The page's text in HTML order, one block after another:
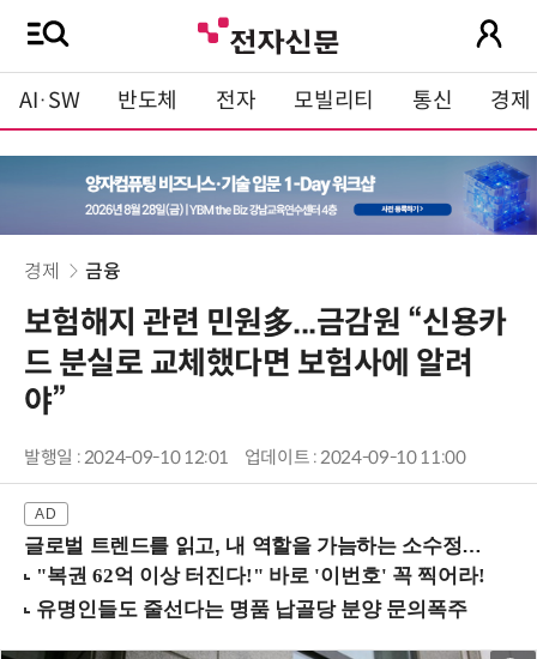
AI·SW 반도체 전자 모빌리티 통신 경제
경제 금융
보험해지 관련 민원多...금감원 “신용카
드 분실로 교체했다면 보험사에 알려
야”
발행일 : 2024-09-10 12:01 업데이트 : 2024-09-10 11:00
글로벌 트렌드를 읽고, 내 역할을 가늠하는 소수정예 실습 워크숍 (8/28 신논현역)